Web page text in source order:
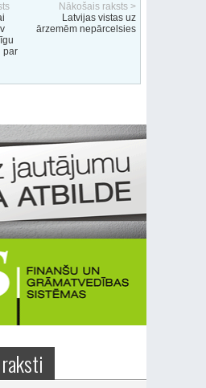
par
Nākošais raksts >
Latvijas vistas uz
ārzemēm nepārcelsies